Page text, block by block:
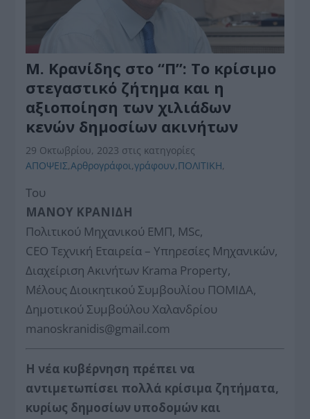
Μ. Κρανίδης στο “Π”: Το κρίσιμο
στεγαστικό ζήτημα και η
αξιοποίηση των χιλιάδων
κενών δημοσίων ακινήτων
29 Οκτωβρίου, 2023 στις κατηγορίες
ΑΠΟΨΕΙΣ,Αρθρογράφοι,γράφουν,ΠΟΛΙΤΙΚΗ,
Του
ΜΑΝΟΥ ΚΡΑΝΙΔΗ
Πολιτικού Μηχανικού ΕΜΠ, MSc,
CEO Τεχνική Εταιρεία – Υπηρεσίες Μηχανικών,
Διαχείριση Ακινήτων Krama Property,
Μέλους Διοικητικού Συμβουλίου ΠΟΜΙΔΑ,
Δημοτικού Συμβούλου Χαλανδρίου
manoskranidis@gmail.com
Η νέα κυβέρνηση πρέπει να
αντιμετωπίσει πολλά κρίσιμα ζητήματα,
κυρίως δημοσίων υποδομών και